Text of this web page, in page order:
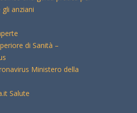
anziani
di Sanità –
Ministero della
Salute